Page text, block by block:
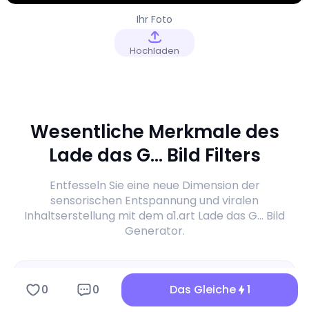
Ihr Foto
Hochladen
Wesentliche Merkmale des
Lade das G... Bild Filters
Entfesseln Sie eine neue Dimension der
sensorischen Entspannung und viralen
Inhaltserstellung mit dem a1.art Lade das G... Bild
Generator.
0 0 Das Gleiche 1